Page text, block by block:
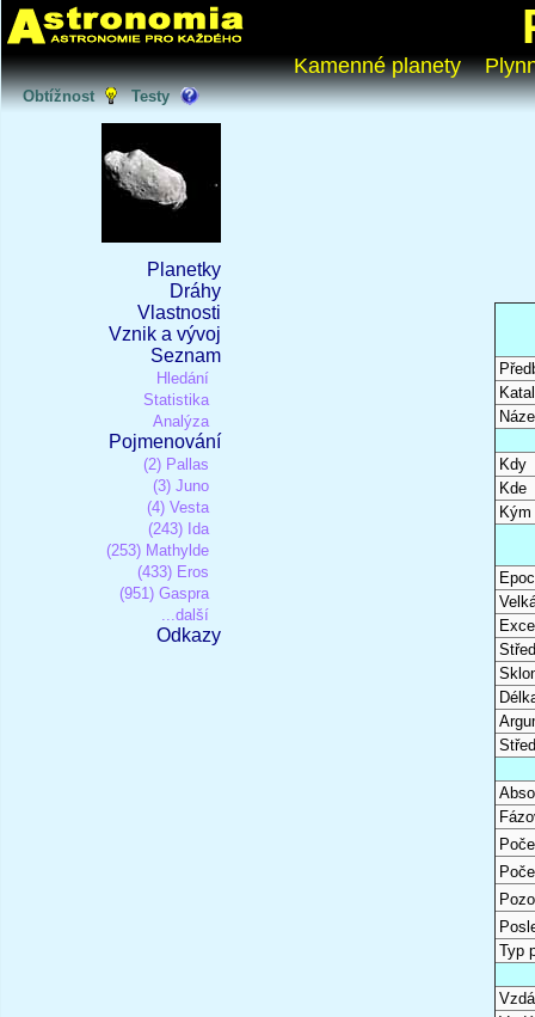
Kamenné planety
Obtížnost Testy
Planetky
Dráhy
Vlastnosti
Vznik a vývoj
Seznam
Hledání
Statistika
Analýza
Pojmenování
(2) Pallas
(3) Juno
(4) Vesta
(243) Ida
(253) Mathylde
(433) Eros
(951) Gaspra
...další
Odkazy
Kdy
Kde
Kým
Typ